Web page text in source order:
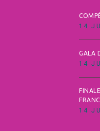
14
GALA
14
14